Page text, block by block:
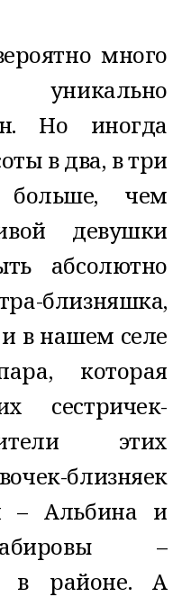
много
Но иногда
в два, в три
чем
девушки
абсолютно
близняшка,
в нашем селе
которая
сестричек-
этих
близняек
Альбина и
–
в районе. А